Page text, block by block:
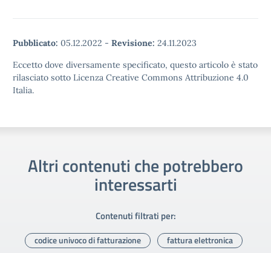
Pubblicato: 05.12.2022 - Revisione: 24.11.2023
Eccetto dove diversamente specificato, questo articolo è stato
rilasciato sotto Licenza Creative Commons Attribuzione 4.0
Italia.
Altri contenuti che potrebbero
interessarti
Contenuti filtrati per:
codice univoco di fatturazione
fattura elettronica